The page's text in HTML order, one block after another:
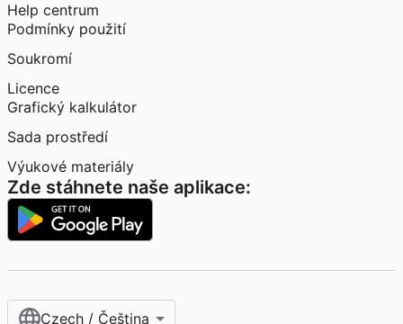
Help centrum
Podmínky použití
Soukromí
Licence
Grafický kalkulátor
Sada prostředí
Výukové materiály
Zde stáhnete naše aplikace:
Czech / Čeština‎